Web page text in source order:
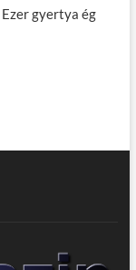
Ezer gyertya ég